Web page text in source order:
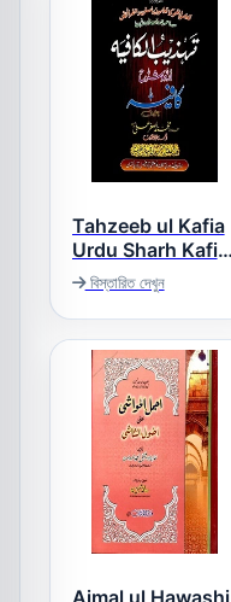
Tahzeeb ul Kafia
Urdu Sharh Kafia
تھذیب الکافیہ
বিস্তারিত দেখুন
Ajmal ul Hawashi